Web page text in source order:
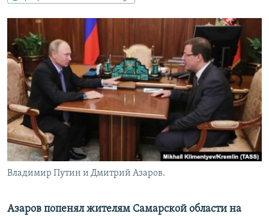
поиску
КАВКАЗ.РЕАЛИИ
СЕВЕР.РЕАЛИИ
СИБИРЬ.РЕАЛИИ
РАСПИСАНИЕ ВЕЩАНИЯ
ПОДПИШИТЕСЬ НА РАССЫЛКУ
СОЦИАЛЬНЫЕ СЕТИ
Все сайты РСЕ/РС
Владимир Путин и Дмитрий Азаров.
Азаров попенял жителям Самарской области на